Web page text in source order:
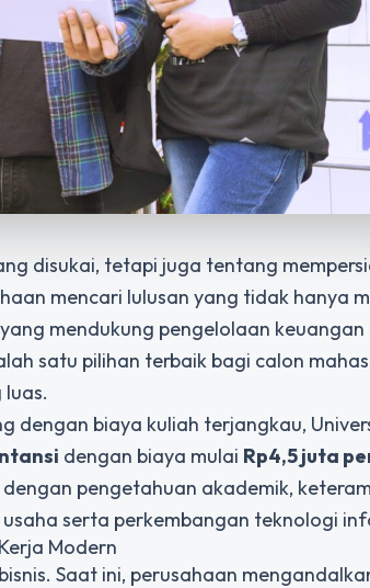
disukai, tetapi juga tentang
mencari lulusan yang tidak hanya
mendukung pengelolaan keuangan
satu pilihan terbaik bagi calon
dengan biaya kuliah terjangkau,
dengan biaya mulai Rp4,5 juta
pengetahuan akademik,
serta perkembangan teknologi
Modern
Saat ini, perusahaan